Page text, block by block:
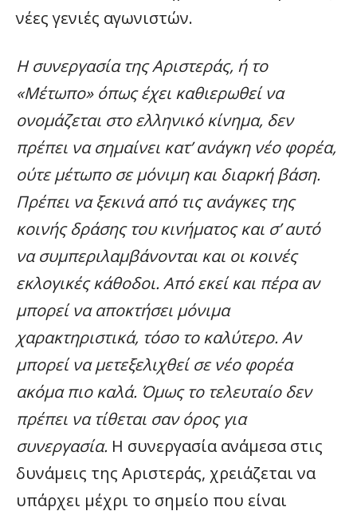
νέες γενιές αγωνιστών.
Η συνεργασία της Αριστεράς, ή το
«Μέτωπο» όπως έχει καθιερωθεί να
ονομάζεται στο ελληνικό κίνημα, δεν
πρέπει να σημαίνει κατ’ ανάγκη νέο φορέα,
ούτε μέτωπο σε μόνιμη και διαρκή βάση.
Πρέπει να ξεκινά από τις ανάγκες της
κοινής δράσης του κινήματος και σ’ αυτό
να συμπεριλαμβάνονται και οι κοινές
εκλογικές κάθοδοι. Από εκεί και πέρα αν
μπορεί να αποκτήσει μόνιμα
χαρακτηριστικά, τόσο το καλύτερο. Αν
μπορεί να μετεξελιχθεί σε νέο φορέα
ακόμα πιο καλά. Όμως το τελευταίο δεν
πρέπει να τίθεται σαν όρος για
συνεργασία. Η συνεργασία ανάμεσα στις
δυνάμεις της Αριστεράς, χρειάζεται να
υπάρχει μέχρι το σημείο που είναι